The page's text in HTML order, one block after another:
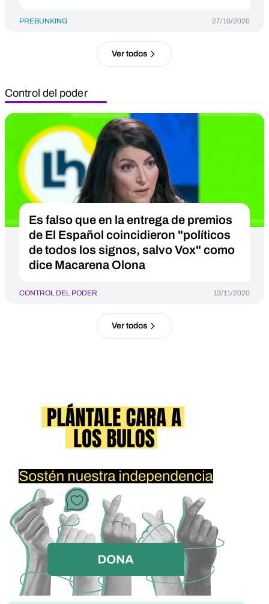
PREBUNKING 27/10/2020
Ver todos
Control del poder
Es falso que en la entrega de premios
de El Español coincidieron "políticos
de todos los signos, salvo Vox" como
dice Macarena Olona
CONTROL DEL PODER 13/11/2020
Ver todos